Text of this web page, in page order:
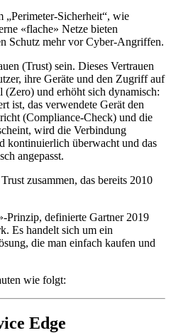
„Perimeter-Sicherheit“, wie
«flache» Netze bieten
Schutz mehr vor Cyber-Angriffen.
(Trust) sein. Dieses Vertrauen
ihre Geräte und den Zugriff auf
(Zero) und erhöht sich dynamisch:
ist, das verwendete Gerät den
(Compliance-Check) und die
wird die Verbindung
kontinuierlich überwacht und das
angepasst.
zusammen, das bereits 2010
Prinzip, definierte Gartner 2019
Es handelt sich um ein
die man einfach kaufen und
wie folgt:
Edge